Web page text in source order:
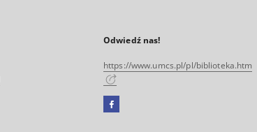
Odwiedź nas!
https://www.umcs.pl/pl/biblioteka.htm
Facebook